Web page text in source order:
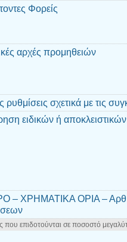
Φορείς
αρχές προμηθειών
σχετικά με τις
ειδικών ή
ΧΡΗΜΑΤΙΚΑ ΟΡΙΑ –
επιδοτούνται σε ποσοστό